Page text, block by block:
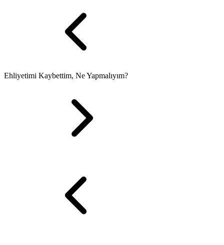
Ehliyetimi Kaybettim, Ne Yapmalıyım?